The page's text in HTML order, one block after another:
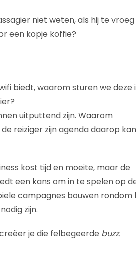
niet weten, als hij te vroeg
een kopje koffie?
biedt, waarom sturen we deze
uitputtend zijn. Waarom
reiziger zijn agenda daarop kan
kost tijd en moeite, maar de
een kans om in te spelen op
campagnes bouwen rondom
zijn.
je die felbegeerde buzz.